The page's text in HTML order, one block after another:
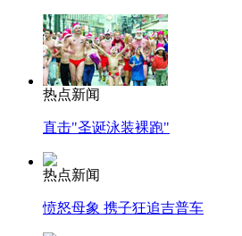
热点新闻
直击"圣诞泳装裸跑"
热点新闻
愤怒母象 携子狂追吉普车